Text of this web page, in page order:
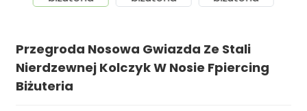
Przegroda Nosowa Gwiazda Ze Stali
Nierdzewnej Kolczyk W Nosie Fpiercing
Biżuteria